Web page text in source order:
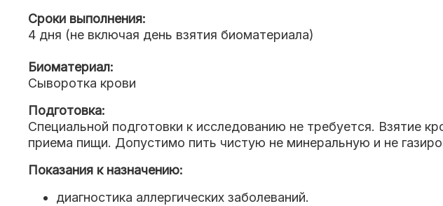
Сроки выполнения:
4 дня (не включая день взятия биоматериала)
Биоматериал:
Сыворотка крови
Подготовка:
Специальной подготовки к исследованию не требуется. Взятие
приема пищи. Допустимо пить чистую не минеральную и не
Показания к назначению:
диагностика аллергических заболеваний.